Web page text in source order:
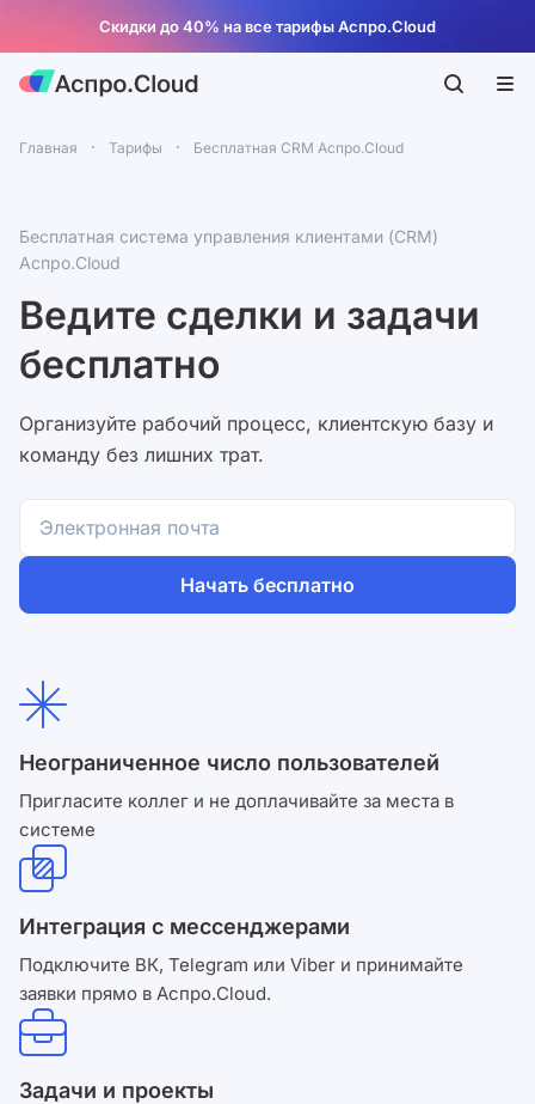
Скидки до 40% на все тарифы Аспро.Cloud
Главная Тарифы Бесплатная CRM Аспро.Cloud
Бесплатная система управления клиентами (CRM)
Аспро.Cloud
Ведите сделки и задачи
бесплатно
Организуйте рабочий процесс, клиентскую базу и
команду без лишних трат.
Начать бесплатно
Неограниченное число пользователей
Пригласите коллег и не доплачивайте за места в
системе
Интеграция с мессенджерами
Подключите ВК, Telegram или Viber и принимайте
заявки прямо в Аспро.Cloud.
Задачи и проекты